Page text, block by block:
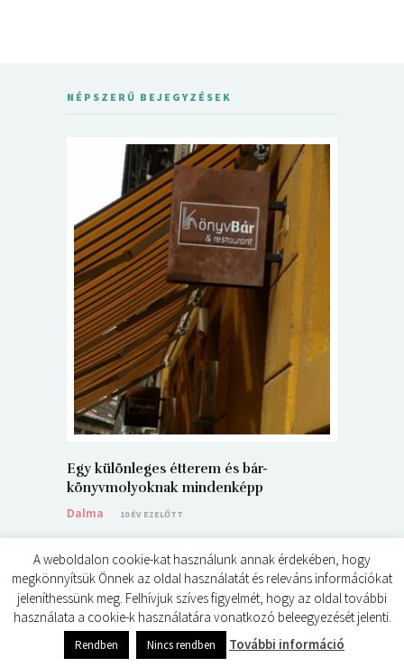
NÉPSZERŰ BEJEGYZÉSEK
Egy különleges étterem és bár-
könyvmolyoknak mindenképp
Dalma
10 ÉV EZELŐTT
© ÉDES KIS KÖNYVKRITIKÁK 2024
A weboldalon cookie-kat használunk annak érdekében, hogy
megkönnyítsük Önnek az oldal használatát és releváns információkat
jeleníthessünk meg. Felhívjuk szíves figyelmét, hogy az oldal további
használata a cookie-k használatára vonatkozó beleegyezését jelenti.
Rendben Nincs rendben További információ